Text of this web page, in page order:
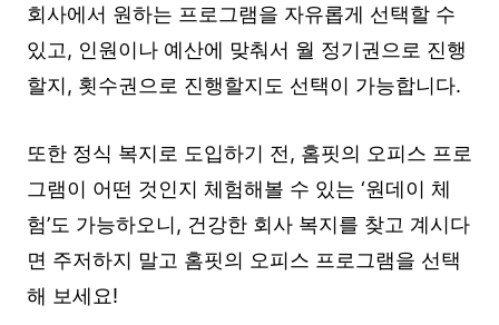
회사에서 원하는 프로그램을 자유롭게 선택할 수
있고, 인원이나 예산에 맞춰서 월 정기권으로 진행
할지, 횟수권으로 진행할지도 선택이 가능합니다.
또한 정식 복지로 도입하기 전, 홈핏의 오피스 프로
그램이 어떤 것인지 체험해볼 수 있는 ‘원데이 체
험’도 가능하오니, 건강한 회사 복지를 찾고 계시다
면 주저하지 말고 홈핏의 오피스 프로그램을 선택
해 보세요!